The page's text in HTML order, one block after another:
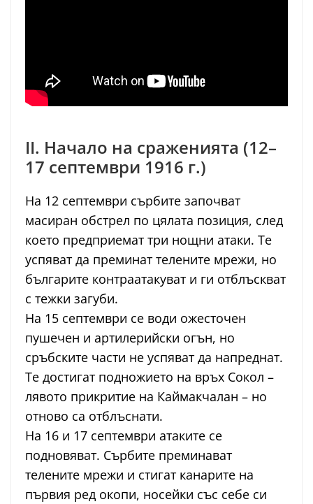
II. Начало на сраженията (12–
17 септември 1916 г.)
На 12 септември сърбите започват
масиран обстрел по цялата позиция, след
което предприемат три нощни атаки. Те
успяват да преминат телените мрежи, но
българите контраатакуват и ги отблъскват
с тежки загуби.
На 15 септември се води ожесточен
пушечен и артилерийски огън, но
сръбските части не успяват да напреднат.
Те достигат подножието на връх Сокол –
лявото прикритие на Каймакчалан – но
отново са отблъснати.
На 16 и 17 септември атаките се
подновяват. Сърбите преминават
телените мрежи и стигат канарите на
първия ред окопи, носейки със себе си